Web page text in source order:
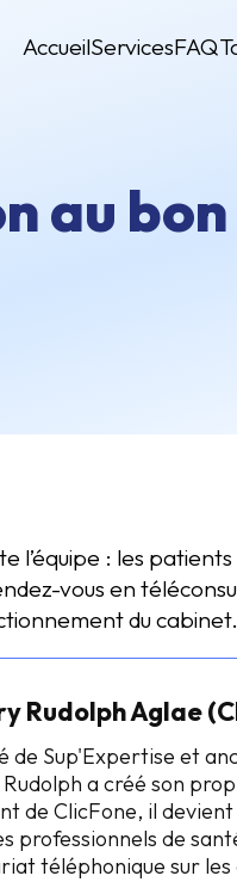
AccueilServicesFAQ
au
l’équipe : les
vous en
du
Rudolph Aglae
de Sup'Expertise et
a créé son
de ClicFone, il
professionnels de
téléphonique sur